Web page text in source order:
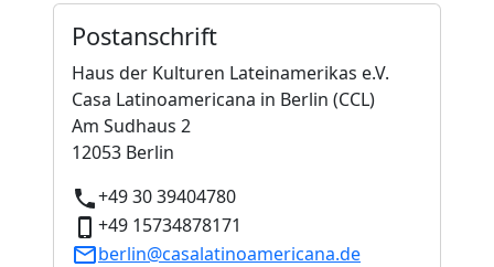
Postanschrift
Haus der Kulturen Lateinamerikas e.V.
Casa Latinoamericana in Berlin (CCL)
Am Sudhaus 2
12053 Berlin
+49 30 39404780
+49 15734878171
berlin@casalatinoamericana.de